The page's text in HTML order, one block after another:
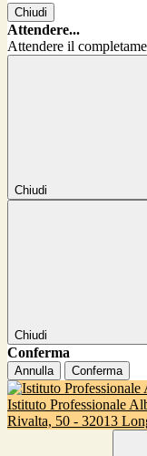
Chiudi
Attendere...
Attendere il
Chiudi
Chiudi
Conferma
Annulla Conferma
Istituto Professionale
Rivalta, 50 - 32013